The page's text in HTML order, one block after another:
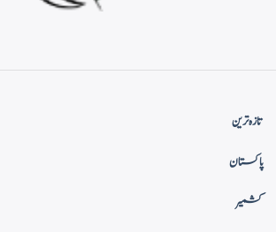
تازہ ترین
پاکستان
کشمیر